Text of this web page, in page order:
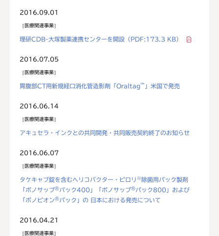
2016.09.01
医療関連事業
理研CDB-大塚製薬連携センターを開設 （PDF:173.3 KB）
2016.07.05
医療関連事業
胃腹部CT用新規経口消化管造影剤「Oraltag™ 」米国で発売
2016.06.14
医療関連事業
アキュセラ・インクとの共同開発・共同販売契約終了のお知らせ
2016.06.07
医療関連事業
タケキャブ錠を含むヘリコバクター・ピロリ ※ 除菌用パック製剤
「ボノサップ®パック400」「ボノサップ®パック800」および
「ボノピオン®パック」の 日本における発売について
2016.04.21
医療関連事業